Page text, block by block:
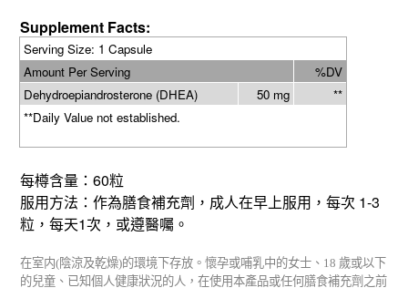
Supplement Facts:
Serving Size: 1 Capsule
Amount Per Serving
%DV
Dehydroepiandrosterone (DHEA)
50 mg
**
**Daily Value not established.
每樽含量： 60粒
服用方法：作為膳食補充劑，成人在早上服用 ，每次 1-3
粒，每天1次，或遵醫囑。
在室内(陰涼及乾燥)的環境下存放。懷孕或哺乳中的女士、 18 歲或以下
的兒童、已知個人健康狀況的人，在使用本產品或任何膳食補充劑之前